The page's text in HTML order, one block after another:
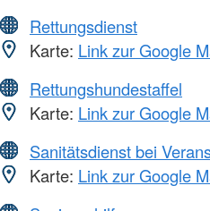
Rettungsdienst
Karte: Link zur Google
Rettungshundestaffel
Karte: Link zur Google
Sanitätsdienst bei
Karte: Link zur Google